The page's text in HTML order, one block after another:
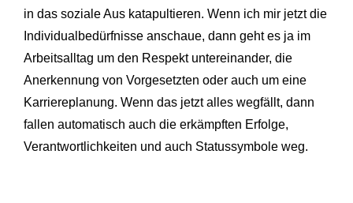
in das soziale Aus katapultieren. Wenn ich mir jetzt die
Individualbedürfnisse anschaue, dann geht es ja im
Arbeitsalltag um den Respekt untereinander, die
Anerkennung von Vorgesetzten oder auch um eine
Karriereplanung. Wenn das jetzt alles wegfällt, dann
fallen automatisch auch die erkämpften Erfolge,
Verantwortlichkeiten und auch Statussymbole weg.